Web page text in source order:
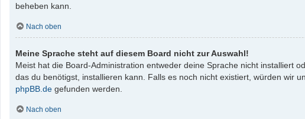
beheben kann.
Nach oben
Meine Sprache steht auf diesem Board nicht zur Auswahl!
Meist hat die Board-Administration entweder deine Sprache nicht installiert
das du benötigst, installieren kann. Falls es noch nicht existiert, würden wir
phpBB.de gefunden werden.
Nach oben